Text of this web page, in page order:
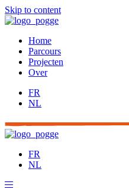
Skip to content
Home
Parcours
Projecten
Over
FR
NL
FR
NL